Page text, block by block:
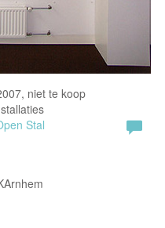
niet te koop
Stal